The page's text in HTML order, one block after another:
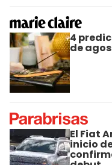
4
de
El Fiat
inicio